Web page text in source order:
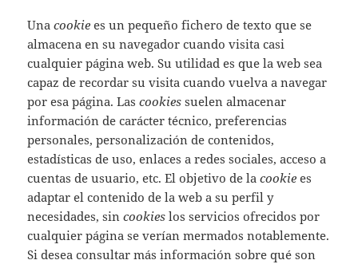
Unacookie es un pequeño fichero de texto que se
almacena en su navegador cuando visita casi
cualquier página web. Su utilidad es que la web sea
capaz de recordar su visita cuando vuelva a navegar
por esa página. Lascookies suelen almacenar
información de carácter técnico, preferencias
personales, personalización de contenidos,
estadísticas de uso, enlaces a redes sociales, acceso a
cuentas de usuario, etc. El objetivo de lacookie es
adaptar el contenido de la web a su perfil y
necesidades, sincookies los servicios ofrecidos por
cualquier página se verían mermados notablemente.
Si desea consultar más información sobre qué son